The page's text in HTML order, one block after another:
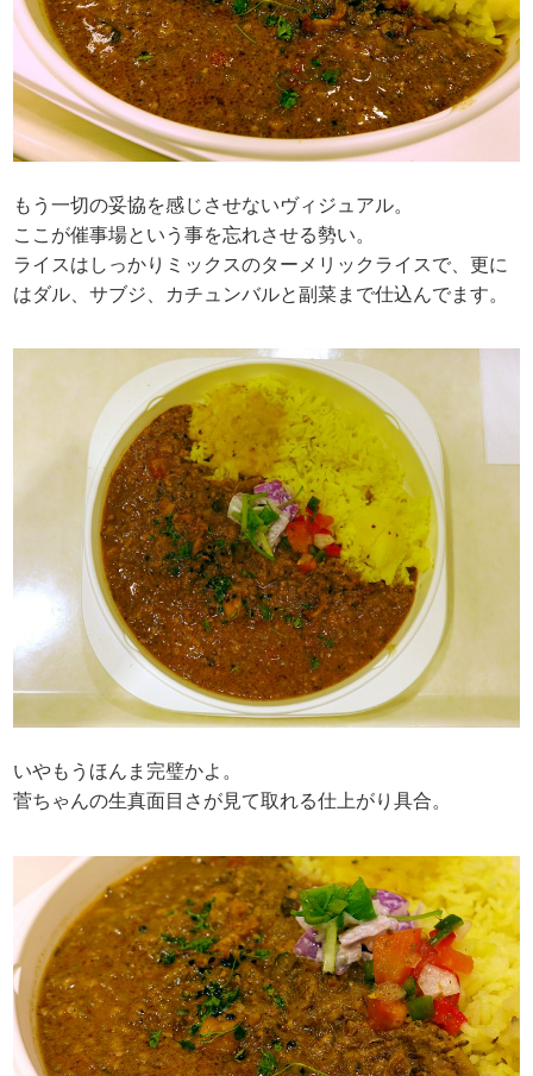
もう一切の妥協を感じさせないヴィジュアル。
ここが催事場という事を忘れさせる勢い。
ライスはしっかりミックスのターメリックライスで、更に
はダル、サブジ、カチュンバルと副菜まで仕込んでます。
いやもうほんま完璧かよ。
菅ちゃんの生真面目さが見て取れる仕上がり具合。